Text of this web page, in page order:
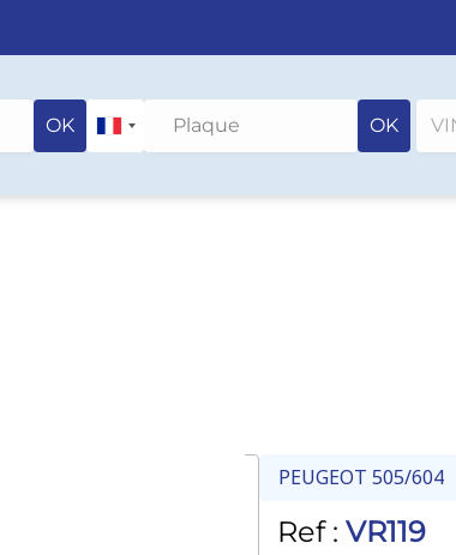
OK OK
PEUGEOT 505/604
Ref : VR119